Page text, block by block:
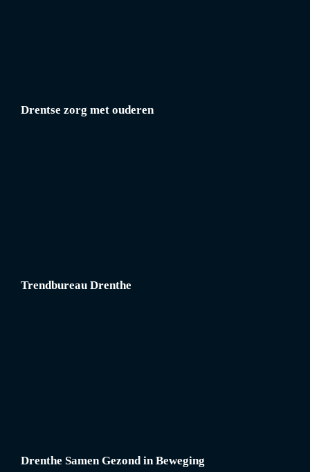
Drentse zorg met ouderen
Trendbureau Drenthe
Drenthe Samen Gezond in Beweging